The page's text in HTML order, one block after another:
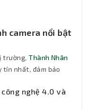
camera nổi bật
trường,Thành Nhân
tín nhất, đảm bảo
nghệ 4.0 và